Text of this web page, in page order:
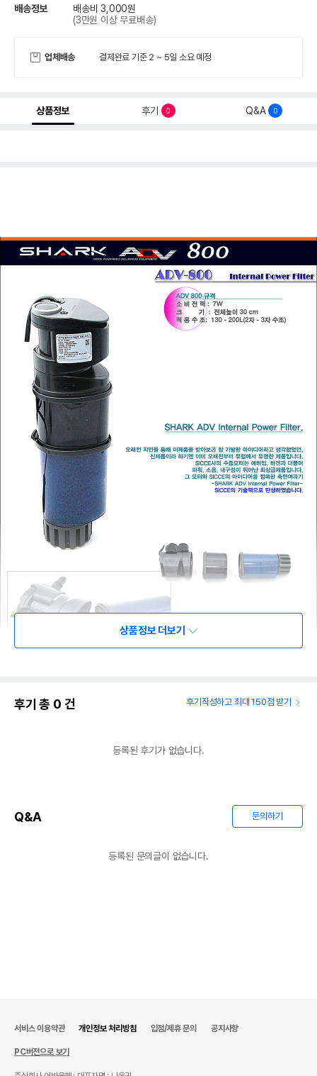
배송정보
배송비 3,000원
(3만원 이상 무료배송)
업체배송 결제완료 기준 2 ~ 5일 소요 예정
상품정보 후기 0 Q&A 0
상품정보 더보기
후기 총 0 건 후기작성하고 최대 150점 받기
등록된 후기가 없습니다.
Q&A 문의하기
등록된 문의글이 없습니다.
서비스 이용약관 개인정보 처리방침 입점/제휴 문의 공지사항
PC버전으로 보기